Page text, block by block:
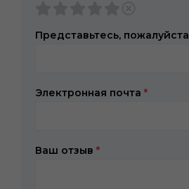
Представьтесь, пожалуйста
Электронная почта *
Ваш отзыв *